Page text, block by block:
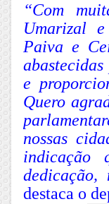
“Com
Umarizal
Paiva e
e
Quero
nossas
indicação
destaca o